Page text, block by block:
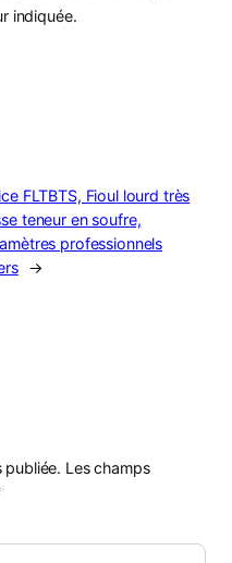
indiquée.
FLTBTS, Fioul lourd très
teneur en soufre,
professionnels
→
publiée. Les champs